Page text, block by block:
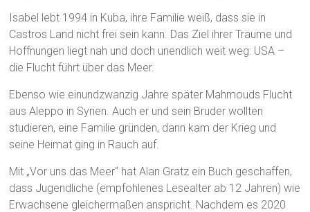
Isabel lebt 1994 in Kuba, ihre Familie weiß, dass sie in
Castros Land nicht frei sein kann. Das Ziel ihrer Träume und
Hoffnungen liegt nah und doch unendlich weit weg: USA –
die Flucht führt über das Meer.
Ebenso wie einundzwanzig Jahre später Mahmouds Flucht
aus Aleppo in Syrien. Auch er und sein Bruder wollten
studieren, eine Familie gründen, dann kam der Krieg und
seine Heimat ging in Rauch auf.
Mit „Vor uns das Meer“ hat Alan Gratz ein Buch geschaffen,
dass Jugendliche (empfohlenes Lesealter ab 12 Jahren) wie
Erwachsene gleichermaßen anspricht. Nachdem es 2020